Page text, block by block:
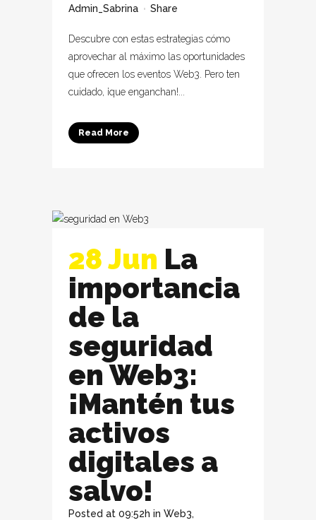
Admin_Sabrina
Share
Descubre con estas estrategias cómo
aprovechar al máximo las oportunidades
que ofrecen los eventos Web3. Pero ten
cuidado, ¡que enganchan!...
Read More
28 Jun La
importancia
de la
seguridad
en Web3:
¡Mantén tus
activos
digitales a
salvo!
Posted at 09:52h in Web3,